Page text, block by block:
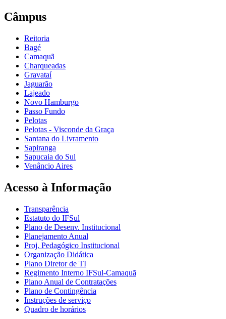
Câmpus
Reitoria
Bagé
Camaquã
Charqueadas
Gravataí
Jaguarão
Lajeado
Novo Hamburgo
Passo Fundo
Pelotas
Pelotas - Visconde da Graça
Santana do Livramento
Sapiranga
Sapucaia do Sul
Venâncio Aires
Acesso à Informação
Transparência
Estatuto do IFSul
Plano de Desenv. Institucional
Planejamento Anual
Proj. Pedagógico Institucional
Organização Didática
Plano Diretor de TI
Regimento Interno IFSul-Camaquã
Plano Anual de Contratações
Plano de Contingência
Instruções de serviço
Quadro de horários